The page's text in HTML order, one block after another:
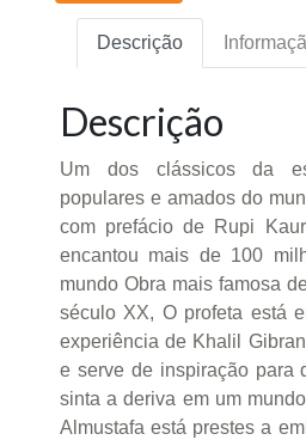
Descrição
Descrição
Um dos clássicos da
populares e amados do
com prefácio de Rupi
encantou mais de 100
mundo Obra mais famosa
século XX, O profeta está
experiência de Khalil
e serve de inspiração para
sinta a deriva em um
Almustafa está prestes a